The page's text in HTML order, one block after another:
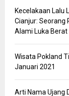
Kecelakaan Lalu
Cianjur: Seorang
Alami Luka Berat
Wisata Pokland
Januari 2021
Arti Nama Ujang